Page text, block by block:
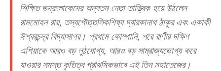
শিক্ষিত ভদ্রলোকেদের অন্যতম নেতা তাত্ত্বিক হয়ে উঠলেন
রামমোহন রায়, তস্যপৌত্তলিকশিষ্য দ্বারকানাথ ঠাকুর এবং একাকী
ঈশ্বরচন্দ্র বিদ্যাসাগর। প্রথমে কোম্পানি, পরে রাণীর দক্ষিণ
এশিয়াকে আরও বড় লুঠযোগ্য, আরও বড় সাম্রাজ্যভোগ্য করে
যাওয়ার সমস্ত কৃতিত্ব প্রাথমিকভাবে এই তিন মহাতেজের।